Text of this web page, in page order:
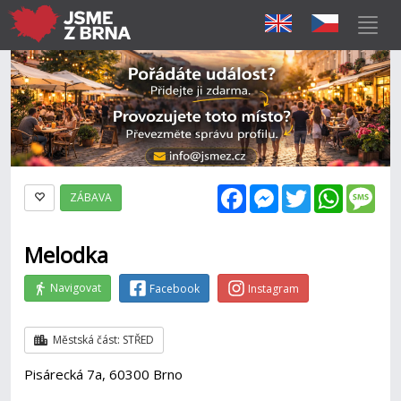
FacebookMessenger
Twitter
ZÁBAVA
Melodka
Navigovat Facebook Instagram
Městská část: STŘED
Pisárecká 7a, 60300 Brno